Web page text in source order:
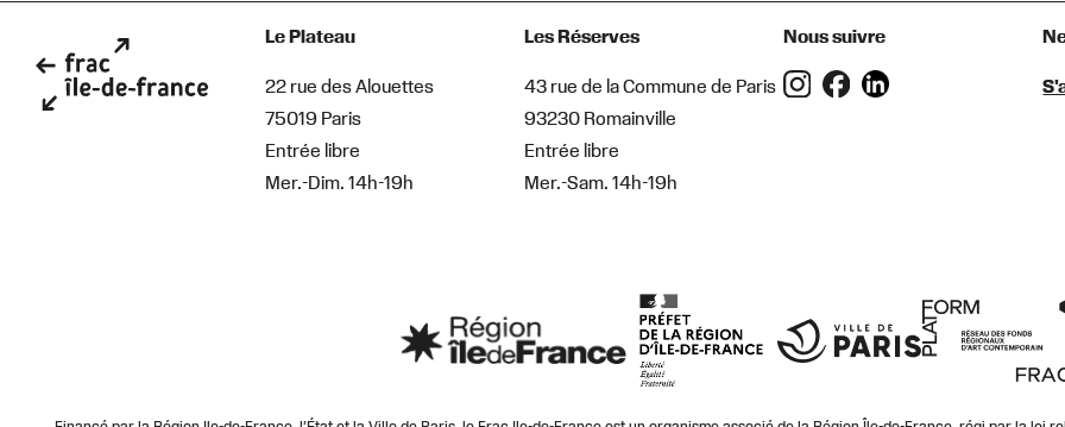
Le Plateau
22 rue des Alouettes
75019 Paris
Entrée libre
Mer.-Dim. 14h-19h
Les Réserves
43 rue de la Commune de Paris
93230 Romainville
Entrée libre
Mer.-Sam. 14h-19h
Nous suivre